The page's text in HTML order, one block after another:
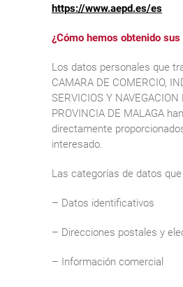
https://www.aepd.es/es
¿Cómo hemos obtenido sus
Los datos personales que
CAMARA DE COMERCIO,
SERVICIOS Y NAVEGACION
PROVINCIA DE MALAGA
directamente
interesado.
Las categorías de datos
– Datos identificativos
– Direcciones postales y
– Información comercial